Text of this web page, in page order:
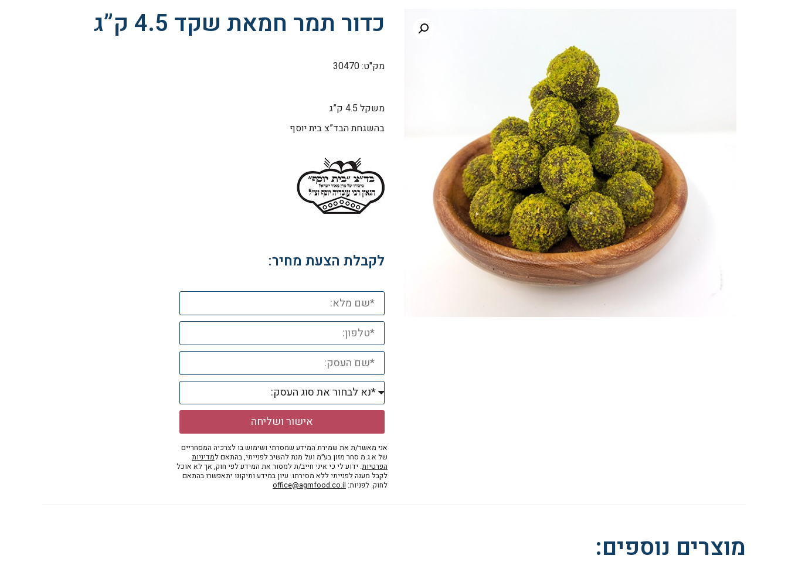
כדור תמר חמאת שקד 4.5 ק”ג
מק"ט: 30470
משקל 4.5 ק”ג
בהשגחת הבד”צ בית יוסף
לקבלת הצעת מחיר:
אישור ושליחה
אני מאשר/ת את שמירת המידע שמסרתי ושימוש בו לצרכיה המסחריים
של א.ג.מ סחר מזון בע״מ ועל מנת להשיב לפנייתי, בהתאם למדיניות
הפרטיות. ידוע לי כי איני חייב/ת למסור את המידע לפי חוק, אך לא אוכל
לקבל מענה לפנייתי ללא מסירתו. עיון במידע ותיקונו יתאפשרו בהתאם
לחוק. לפניות: office@agmfood.co.il
מוצרים נוספים: